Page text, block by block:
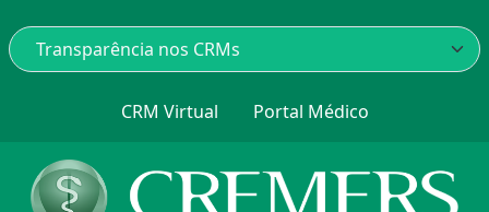
CRM Virtual Portal Médico